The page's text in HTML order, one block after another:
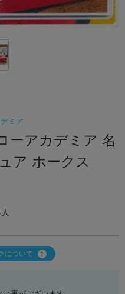
ミア
ーアカデミア 名
ア ホークス
について